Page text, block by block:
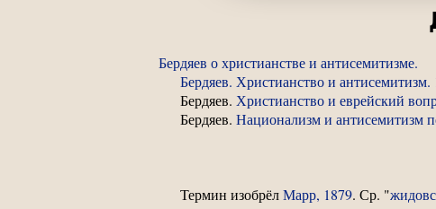
Бердяев о христианстве и антисемитизме.
Бердяев. Христианство и антисемитизм.
Бердяев. Христианство и еврейский
Бердяев. Национализм и антисемитизм
Термин изобрёлМарр, 1879. Ср. "